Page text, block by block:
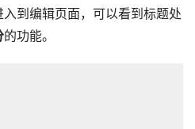
入到编辑页面，可以看到标题处
的功能。